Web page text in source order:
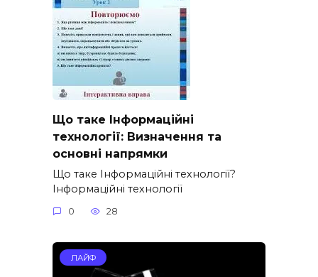
Що таке Інформаційні
технології: Визначення та
основні напрямки
Що таке Інформаційні технології?
Інформаційні технології
0 28
ЛАЙФ